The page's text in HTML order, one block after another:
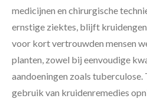
medicijnen en chirurgische
ernstige ziektes, blijft
voor kort vertrouwden mensen
planten, zowel bij eenvoudige
aandoeningen zoals
gebruik van kruidenremedies